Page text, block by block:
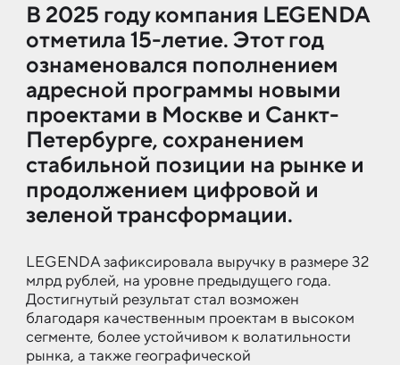
В 2025 году ком­па­ния LEGENDA
от­ме­ти­ла 15-ле­тие. Этот год
озна­ме­но­вал­ся по­пол­не­ни­ем
ад­рес­ной про­грам­мы но­вы­ми
про­ек­та­ми в Москве и Сан­кт-
Пе­тер­бур­ге, со­хра­не­ни­ем
ста­биль­ной по­зи­ции на рын­ке и
про­дол­же­ни­ем циф­ро­вой и
зе­ле­ной транс­фор­ма­ции.
LEGENDA зафиксировала выручку в размере 32
млрд рублей, на уровне предыдущего года.
Достигнутый результат стал возможен
благодаря качественным проектам в высоком
сегменте, более устойчивом к волатильности
рынка, а также географической